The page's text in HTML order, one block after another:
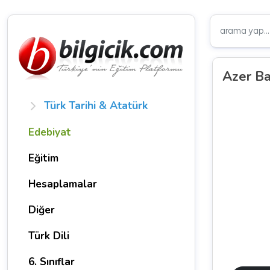
Türk Tarihi & Atatürk
Edebiyat
Eğitim
Hesaplamalar
Diğer
Türk Dili
6. Sınıflar
Azer